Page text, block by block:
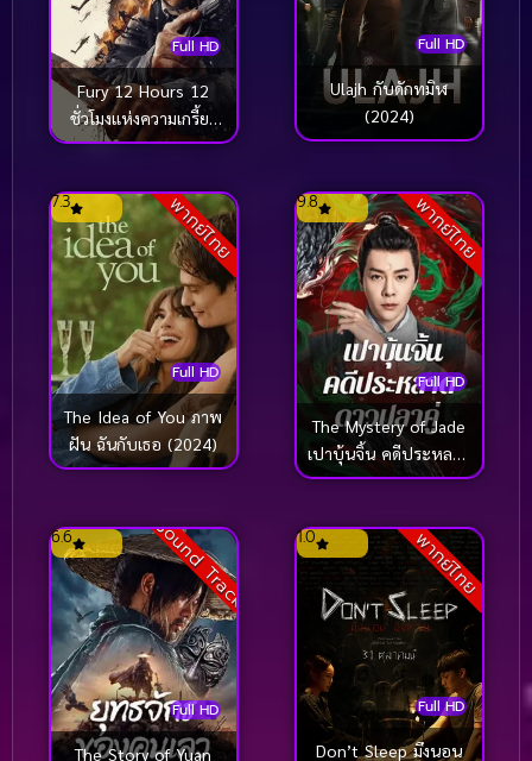
Full HD
Fury 12 Hours 12
ชั่วโมงแห่งความเกรี้ยว
กราด (2024)
Full HD
Ulajh กับดักทมิฬ
(2024)
พากย์ไทย
Full HD
7.3
The Idea of You ภาพ
ฝัน ฉันกับเธอ (2024)
พากย์ไทย
Full HD
9.8
The Mystery of Jade
เปาบุ้นจิ้น คดีประหลาด
ดาวปลาคู่ (2024)
Sound Track
Full HD
6.6
The Story of Yuan
พากย์ไทย
Full HD
1.0
Don’t Sleep มึงนอน